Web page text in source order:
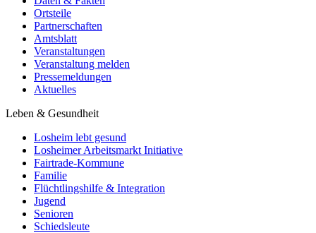
Ortsteile
Partnerschaften
Amtsblatt
Veranstaltungen
Veranstaltung melden
Pressemeldungen
Aktuelles
Leben & Gesundheit
Losheim lebt gesund
Losheimer Arbeitsmarkt Initiative
Fairtrade-Kommune
Familie
Flüchtlingshilfe & Integration
Jugend
Senioren
Schiedsleute